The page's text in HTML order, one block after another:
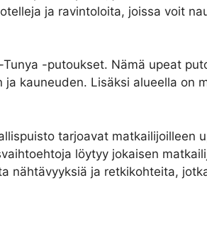
ja ravintoloita, joissa voit
-putoukset. Nämä upeat
kauneuden. Lisäksi alueella on
tarjoavat matkailijoilleen
löytyy jokaisen
nähtävyyksiä ja retkikohteita,